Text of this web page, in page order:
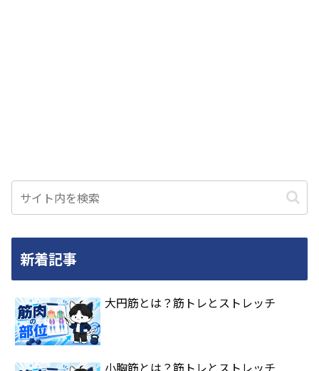
新着記事
大円筋とは？筋トレとストレッチ
小胸筋とは？筋トレとストレッチ